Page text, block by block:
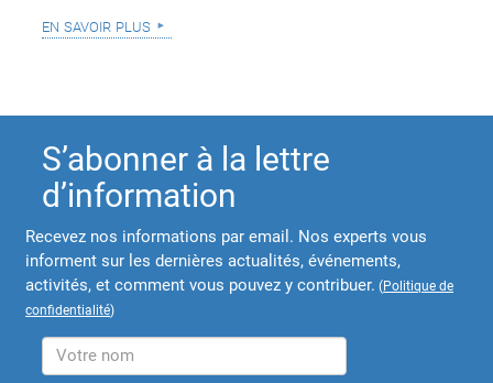
en savoir plus
S’abonner à la lettre
d’information
Recevez nos informations par email. Nos experts vous
informent sur les dernières actualités, événements,
activités, et comment vous pouvez y contribuer. (Politique de
confidentialité)